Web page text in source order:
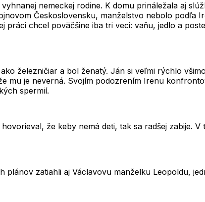
nemeckej rodine. K domu prináležala aj
Československu, manželstvo nebolo podľa
chcel poväčšine iba tri veci: vaňu, jedlo a
železničiar a bol ženatý. Ján si veľmi rýchlo
mu je neverná. Svojím podozrením Irenu
spermií.
že keby nemá deti, tak sa radšej zabije. V
plánov zatiahli aj Václavovu manželku Leopoldu,